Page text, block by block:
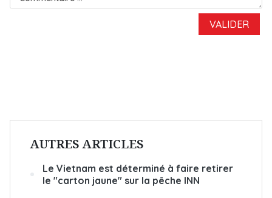
AUTRES ARTICLES
Le Vietnam est déterminé à faire retirer
le "carton jaune" sur la pêche INN